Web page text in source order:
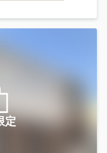
定